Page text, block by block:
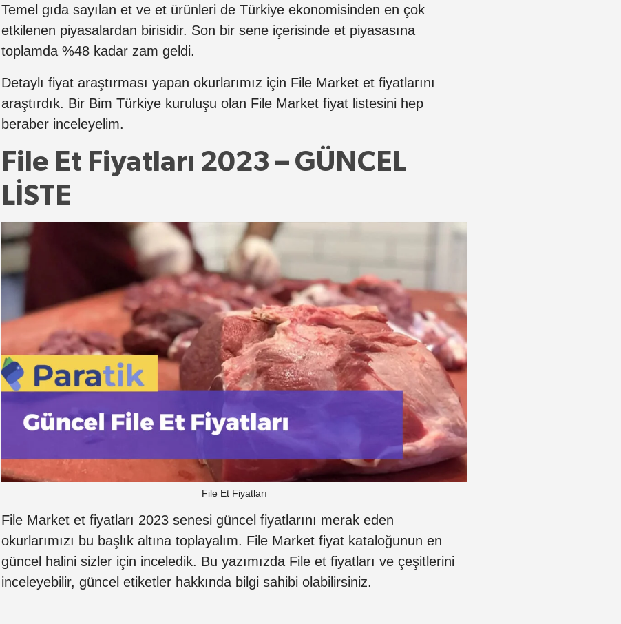
Temel gıda sayılan et ve et ürünleri de Türkiye ekonomisinden en çok
etkilenen piyasalardan birisidir. Son bir sene içerisinde et piyasasına
toplamda %48 kadar zam geldi.
Detaylı fiyat araştırması yapan okurlarımız için File Market et fiyatlarını
araştırdık. Bir Bim Türkiye kuruluşu olan File Market fiyat listesini hep
beraber inceleyelim.
File Et Fiyatları 2023 – GÜNCEL
LİSTE
File Et Fiyatları
File Market et fiyatları 2023 senesi güncel fiyatlarını merak eden
okurlarımızı bu başlık altına toplayalım. File Market fiyat kataloğunun en
güncel halini sizler için inceledik. Bu yazımızda File et fiyatları ve çeşitlerini
inceleyebilir, güncel etiketler hakkında bilgi sahibi olabilirsiniz.